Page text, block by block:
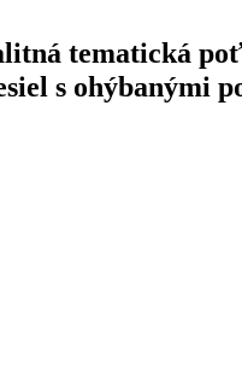
tematická
s ohýbanými